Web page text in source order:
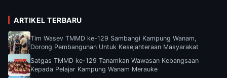
ARTIKEL TERBARU
Tim Wasev TMMD ke-129 Sambangi Kampung Wanam,
Dorong Pembangunan Untuk Kesejahteraan Masyarakat
Satgas TMMD ke-129 Tanamkan Wawasan Kebangsaan
Kepada Pelajar Kampung Wanam Merauke